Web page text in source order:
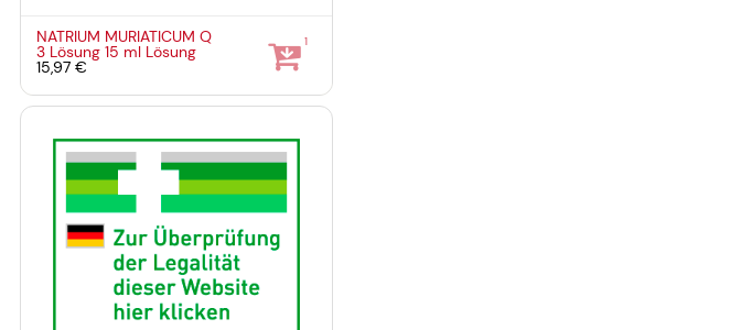
NATRIUM MURIATICUM Q
3 Lösung15 ml Lösung
15,97 €
1